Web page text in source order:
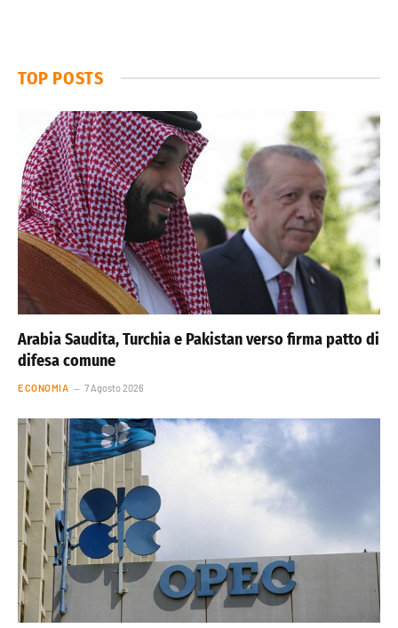
TOP POSTS
Arabia Saudita, Turchia e Pakistan verso firma patto di
difesa comune
ECONOMIA 7 Agosto 2026